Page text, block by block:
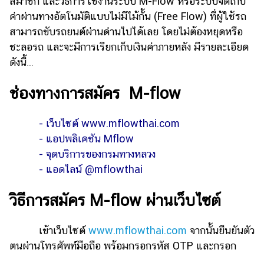
ออนไลน์
ติดต่อ
โฆษณา
แจ้ง
ร่วม
ค่าผ่านทางอัตโนมัติแบบไม่มีไม้กั้น (Free Flow) ที่ผู้ใช้รถ
สามารถขับรถยนต์ผ่านด่านไปได้เลย โดยไม่ต้องหยุดหรือ
ชะลอรถ และจะมีการเรียกเก็บเงินค่าภายหลัง มีรายละเอียด
ดังนี้…
ช่องทางการสมัคร M-flow
- เว็บไซต์ www.mflowthai.com
- แอปพลิเคชัน Mflow
- จุดบริการของกรมทางหลวง
- แอดไลน์ @mflowthai
วิธีการสมัคร M-flow ผ่านเว็บไซต์
เข้าเว็บไซต์www.mflowthai.com จากนั้นยืนยันตัว
ตนผ่านโทรศัพท์มือถือ พร้อมกรอกรหัส OTP และกรอก